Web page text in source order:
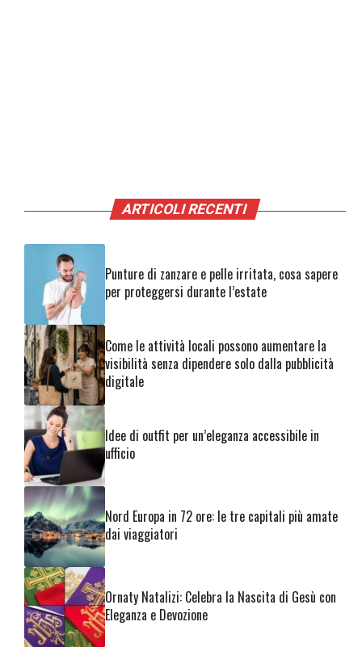
ARTICOLI RECENTI
Punture di zanzare e pelle irritata, cosa sapere
per proteggersi durante l’estate
Come le attività locali possono aumentare la
visibilità senza dipendere solo dalla pubblicità
digitale
Idee di outfit per un’eleganza accessibile in
ufficio
Nord Europa in 72 ore: le tre capitali più amate
dai viaggiatori
Ornaty Natalizi: Celebra la Nascita di Gesù con
Eleganza e Devozione